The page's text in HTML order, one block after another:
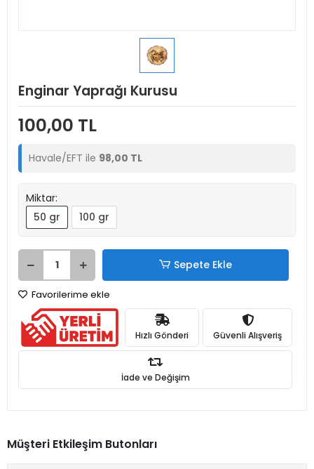
Enginar Yaprağı Kurusu
100,00 TL
Havale/EFT ile 98,00 TL
Miktar:
50 gr
100 gr
Sepete Ekle
Favorilerime ekle
Hızlı Gönderi Güvenli Alışveriş
İade ve Değişim
Müşteri Etkileşim Butonları